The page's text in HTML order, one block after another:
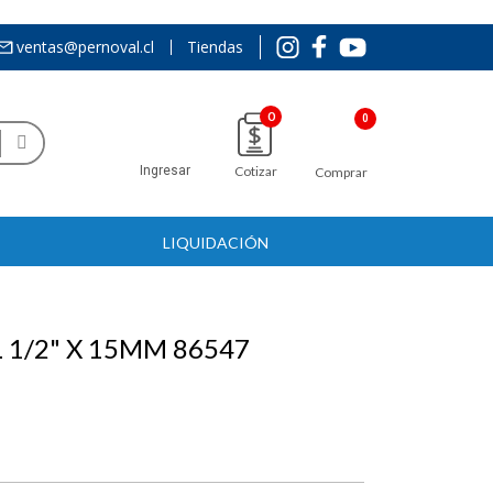
ventas@pernoval.cl Tiendas
Ingresar
0
Cotizar Comprar
LIQUIDACIÓN
1/2" X 15MM 86547